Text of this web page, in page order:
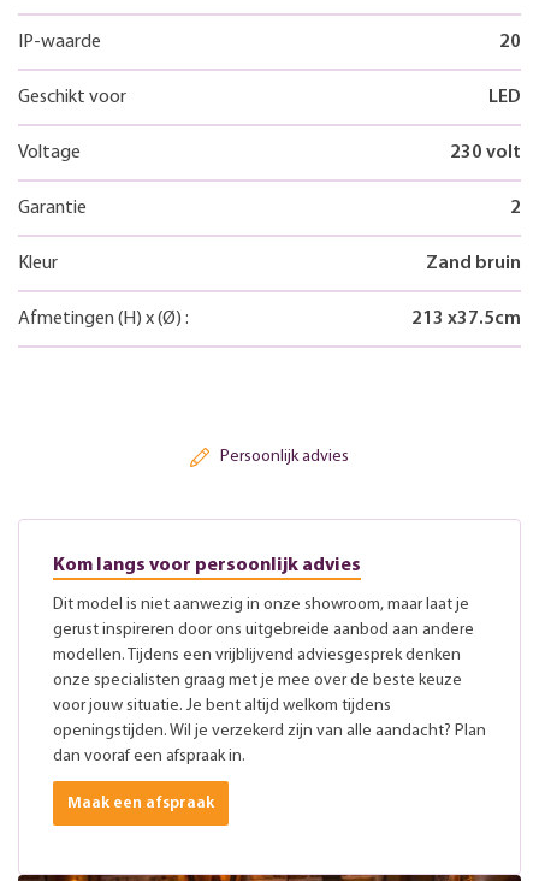
IP-waarde 20
Geschikt voor LED
Voltage 230 volt
Garantie 2
Kleur Zand bruin
Afmetingen (H) x(Ø) : 213 x37.5cm
Persoonlijk advies
Kom langs voor persoonlijk advies
Dit model is niet aanwezig in onze showroom, maar laat je
gerust inspireren door ons uitgebreide aanbod aan andere
modellen. Tijdens een vrijblijvend adviesgesprek denken
onze specialisten graag met je mee over de beste keuze
voor jouw situatie. Je bent altijd welkom tijdens
openingstijden. Wil je verzekerd zijn van alle aandacht? Plan
dan vooraf een afspraak in.
Maak een afspraak